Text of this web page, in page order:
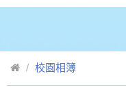
校園相簿